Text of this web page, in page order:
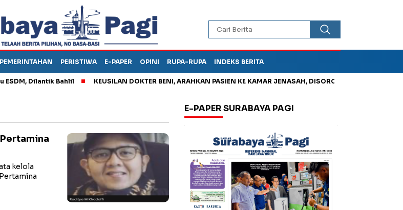
PERISTIWA E-PAPER OPINI RUPA-RUPA INDEKS BERITA
Dilantik Bahlil KEUSILAN DOKTER BENI, ARAHKAN PASIEN KE KAMAR JENASAH, DISOROT
kelola
E-PAPER SURABAYA PAGI